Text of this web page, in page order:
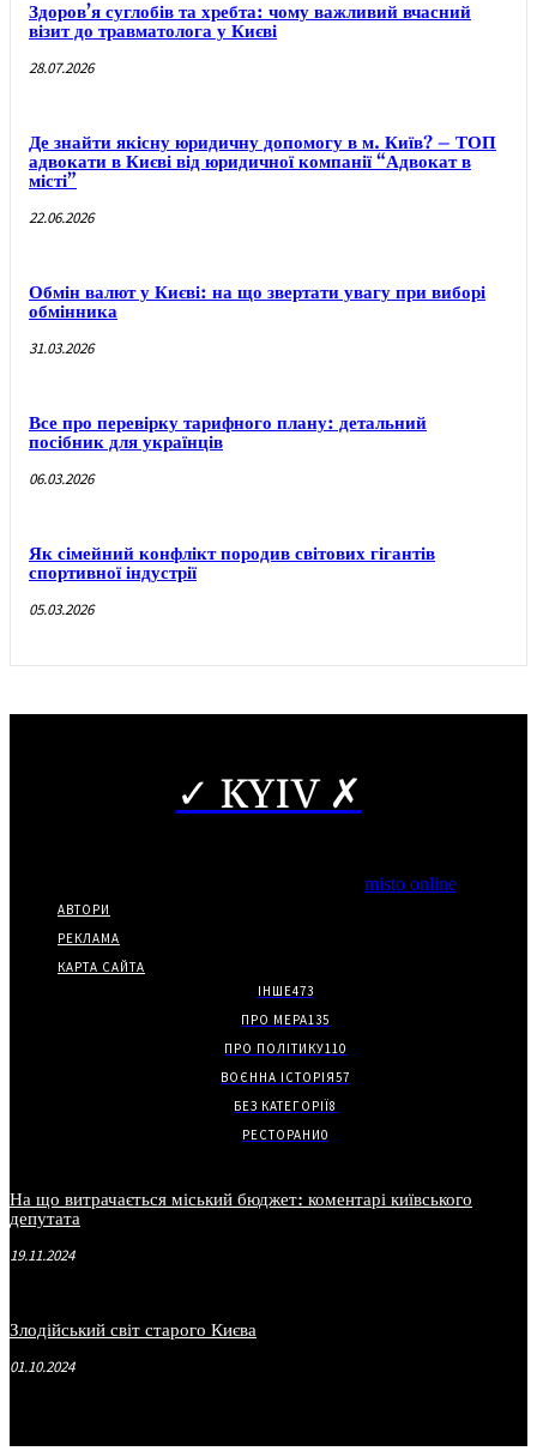
Здоров’я суглобів та хребта: чому важливий вчасний
візит до травматолога у Києві
28.07.2026
Де знайти якісну юридичну допомогу в м. Київ? – ТОП
адвокати в Києві від юридичної компанії “Адвокат в
місті”
22.06.2026
Обмін валют у Києві: на що звертати увагу при виборі
обмінника
31.03.2026
Все про перевірку тарифного плану: детальний
посібник для українців
06.03.2026
Як сімейний конфлікт породив світових гігантів
спортивної індустрії
05.03.2026
✓ KYIV ✗
misto online
АВТОРИ
РЕКЛАМА
КАРТА САЙТА
ІНШЕ473
ПРО МЕРА135
ПРО ПОЛІТИКУ110
ВОЄННА ІСТОРІЯ57
БЕЗ КАТЕГОРІЇ8
РЕСТОРАНИ0
На що витрачається міський бюджет: коментарі київського
депутата
19.11.2024
Злодійський світ старого Києва
01.10.2024